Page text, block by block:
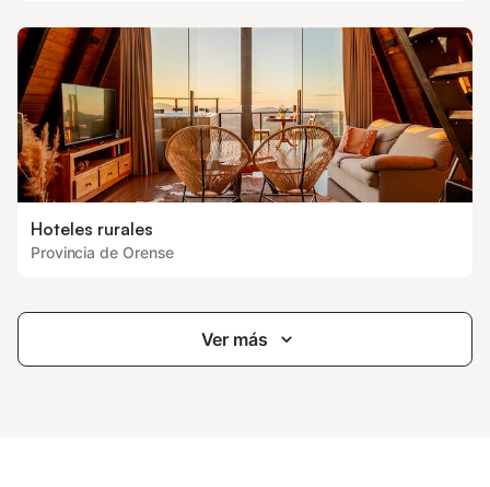
Hoteles rurales
Provincia de Orense
Ver más